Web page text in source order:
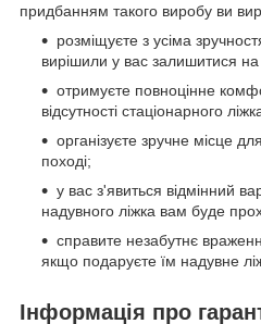
придбанням такого виробу ви
розміщуєте з усіма
вирішили у вас залишитися на
отримуєте повноцінне
відсутності стаціонарного
організуєте зручне місце
поході;
у вас з'явиться відмінний
надувного ліжка вам буде
справите незабутнє
якщо подаруєте їм надувне
Інформація про